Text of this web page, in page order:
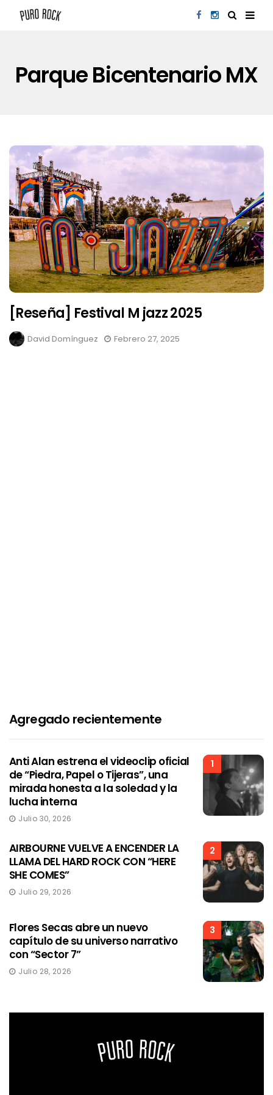
Parque Bicentenario MX
[Reseña] Festival M jazz 2025
David Domínguez Febrero 27, 2025
Agregado recientemente
1
Anti Alan estrena el videoclip oficial
de “Piedra, Papel o Tijeras”, una
mirada honesta a la soledad y la
lucha interna
Julio 30, 2026
2
AIRBOURNE VUELVE A ENCENDER LA
LLAMA DEL HARD ROCK CON “HERE
SHE COMES”
Julio 29, 2026
3
Flores Secas abre un nuevo
capítulo de su universo narrativo
con “Sector 7”
Julio 28, 2026